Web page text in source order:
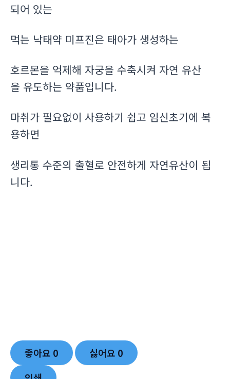
되어 있는
먹는 낙태약 미프진은 태아가 생성하는
호르몬을 억제해 자궁을 수축시켜 자연 유산
을 유도하는 약품입니다.
마취가 필요없이 사용하기 쉽고 임신초기에 복
용하면
생리통 수준의 출혈로 안전하게 자연유산이 됩
니다.
좋아요 0 싫어요 0